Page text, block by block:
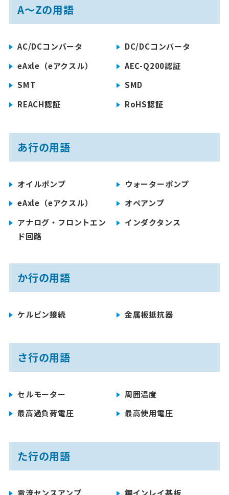
A～Zの用語
AC/DCコンバータ
DC/DCコンバータ
eAxle（eアクスル）
AEC-Q200認証
SMT
SMD
REACH認証
RoHS認証
あ行の用語
オイルポンプ
ウォーターポンプ
eAxle（eアクスル）
オペアンプ
アナログ・フロントエン
ド回路
インダクタンス
か行の用語
ケルビン接続 金属板抵抗器
さ行の用語
セルモーター
周囲温度
最高過負荷電圧
最高使用電圧
た行の用語
電流センスアンプ 銅インレイ基板